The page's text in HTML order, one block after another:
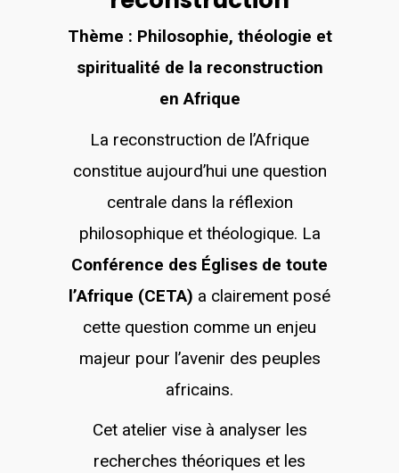
Thème : Philosophie, théologie et
spiritualité de la reconstruction
en Afrique
La reconstruction de l’Afrique
constitue aujourd’hui une question
centrale dans la réflexion
philosophique et théologique. La
Conférence des Églises de toute
l’Afrique (CETA) a clairement posé
cette question comme un enjeu
majeur pour l’avenir des peuples
africains.
Cet atelier vise à analyser les
recherches théoriques et les